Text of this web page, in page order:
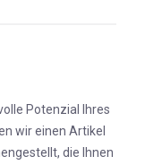
Potenzial Ihres
wir einen Artikel
die Ihnen